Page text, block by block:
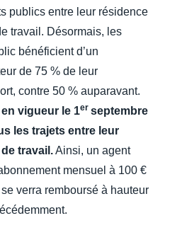
publics entre leur résidence
travail. Désormais, les
bénéficient d’un
de 75 % de leur
contre 50 % auparavant.
vigueur le 1er septembre
les trajets entre leur
travail.Ainsi, un agent
mensuel à 100 €
verra remboursé à hauteur